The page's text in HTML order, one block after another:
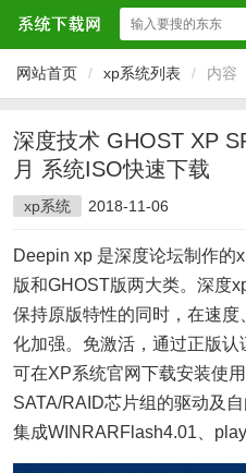
网站首页 / xp系统列表 / 内容
深度技术 GHOST XP
月 系统ISO快速下载
xp系统 2018-11-06
Deepin xp 是深度论坛制作的
版和GHOST版两大类。深度
保持原版特性的同时，在速
化加强。免激活，通过正版
可在XP系统官网下载安装使
SATA/RAID芯片组的驱动及
集成WINRARFlash4.01、